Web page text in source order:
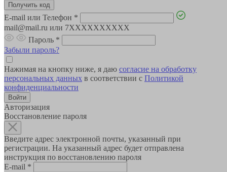
E-mail или Телефон *
mail@mail.ru или 7XXXXXXXXXX
Пароль *
Забыли пароль?
Нажимая на кнопку ниже, я даю согласие на обработку
персональных данных в соответствии с Политикой
конфиденциальности
Авторизация
Восстановление пароля
Введите адрес электронной почты, указанный при
регистрации. На указанный адрес будет отправлена
инструкция по восстановлению пароля
E-mail *